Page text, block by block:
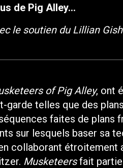
de Pig Alley…
le soutien du Lillian
of Pig Alley, ont
garde telles que des plans
faites de plans
sur lesquels baser sa
collaborant étroitement
Musketeersfait partie